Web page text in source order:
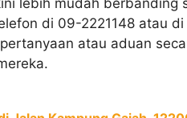
lebih mudah berbanding
di 09-2221148 atau
atau aduan